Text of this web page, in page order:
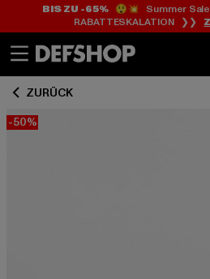
Zum
Zum
BIS ZU -65%😲💥 Summer
RABATTESKALATION ❯❯
ZURÜCK
-50%